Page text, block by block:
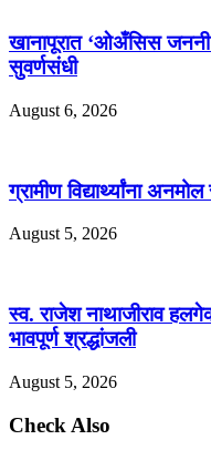
खानापूरात ‘ओअँसिस जननी
सुवर्णसंधी
August 6, 2026
ग्रामीण विद्यार्थ्यांना
August 5, 2026
स्व. राजेश नाथाजीराव
भावपूर्ण श्रद्धांजली
August 5, 2026
Check Also